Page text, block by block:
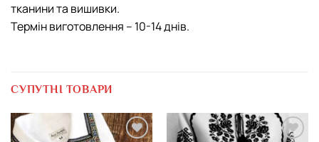
тканини та вишивки.
Термін виготовлення – 10-14 днів.
СУПУТНІ ТОВАРИ